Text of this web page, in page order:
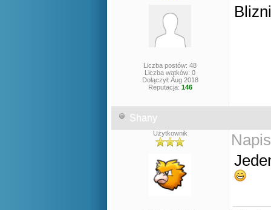
Liczba postów: 48
Liczba wątków: 0
Dołączył: Aug 2018
Reputacja: 146
Shany
Użytkownik